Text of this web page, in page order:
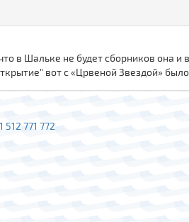
в Шальке не будет сборников она
вот с «Црвеной Звездой»
512 771 772